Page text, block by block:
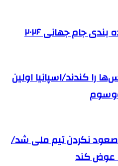
جام جهانی ۲۰۲۶
را کندند/اسپانیا اولین
صعود نکردن تیم ملی شد/
عوض کند